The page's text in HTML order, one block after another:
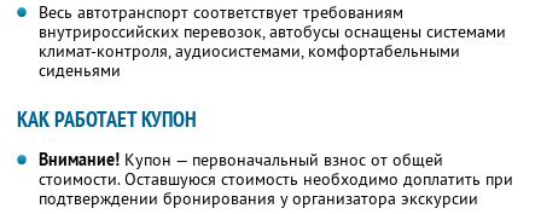
Весь автотранспорт соответствует требованиям
внутрироссийских перевозок, автобусы оснащены системами
климат-контроля, аудиосистемами, комфортабельными
сиденьями
КАК РАБОТАЕТ КУПОН
Внимание! Купон — первоначальный взнос от общей
стоимости. Оставшуюся стоимость необходимо доплатить при
подтверждении бронирования у организатора экскурсии